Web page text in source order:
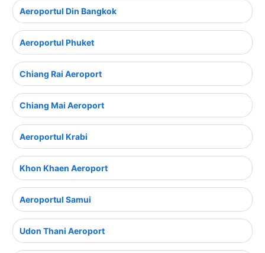
Aeroportul Din Bangkok
Aeroportul Phuket
Chiang Rai Aeroport
Chiang Mai Aeroport
Aeroportul Krabi
Khon Khaen Aeroport
Aeroportul Samui
Udon Thani Aeroport